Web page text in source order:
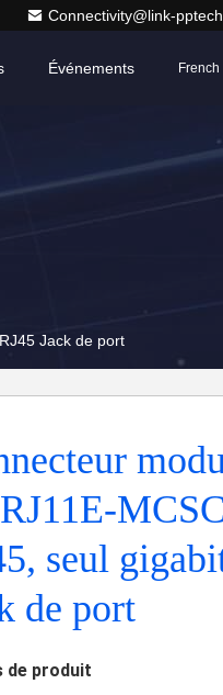
Connectivity@link-
Événements French
Jack de port
seul
de port
de produit